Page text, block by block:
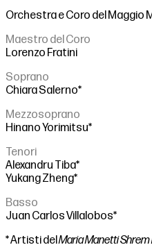
Orchestra e Coro del Maggio
Maestro del Coro
Lorenzo Fratini
Soprano
Chiara Salerno*
Mezzosoprano
Hinano Yorimitsu*
Tenori
Alexandru Tiba*
Yukang Zheng*
Basso
Juan Carlos Villalobos*
* Artisti delMaria Manetti